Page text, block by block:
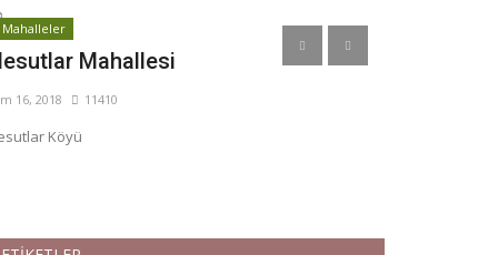
Mahalleler
Mahallesi
16, 2018 11410
Köyü